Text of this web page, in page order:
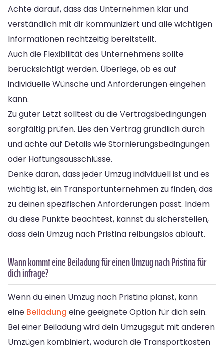
Achte darauf, dass das Unternehmen klar und
verständlich mit dir kommuniziert und alle wichtigen
Informationen rechtzeitig bereitstellt.
Auch die Flexibilität des Unternehmens sollte
berücksichtigt werden. Überlege, ob es auf
individuelle Wünsche und Anforderungen eingehen
kann.
Zu guter Letzt solltest du die Vertragsbedingungen
sorgfältig prüfen. Lies den Vertrag gründlich durch
und achte auf Details wie Stornierungsbedingungen
oder Haftungsausschlüsse.
Denke daran, dass jeder Umzug individuell ist und es
wichtig ist, ein Transportunternehmen zu finden, das
zu deinen spezifischen Anforderungen passt. Indem
du diese Punkte beachtest, kannst du sicherstellen,
dass dein Umzug nach Pristina reibungslos abläuft.
Wann kommt eine Beiladung für einen Umzug nach Pristina für
dich infrage?
Wenn du einen Umzug nach Pristina planst, kann
eine Beiladung eine geeignete Option für dich sein.
Bei einer Beiladung wird dein Umzugsgut mit anderen
Umzügen kombiniert, wodurch die Transportkosten